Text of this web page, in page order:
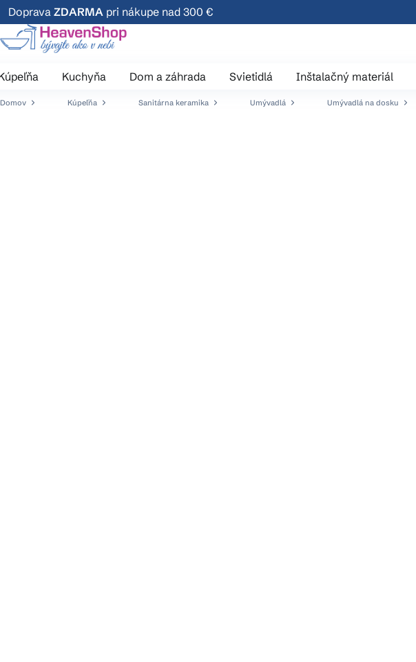
Prejsť
na
obsah
Doprava ZDARMA pri nákupe nad 300 €
Kuchyňa Dom a záhrada Svietidlá Inštalačný materiál
Domov Kúpeľňa Sanitárna keramika Umývadlá Umývadlá na dosku